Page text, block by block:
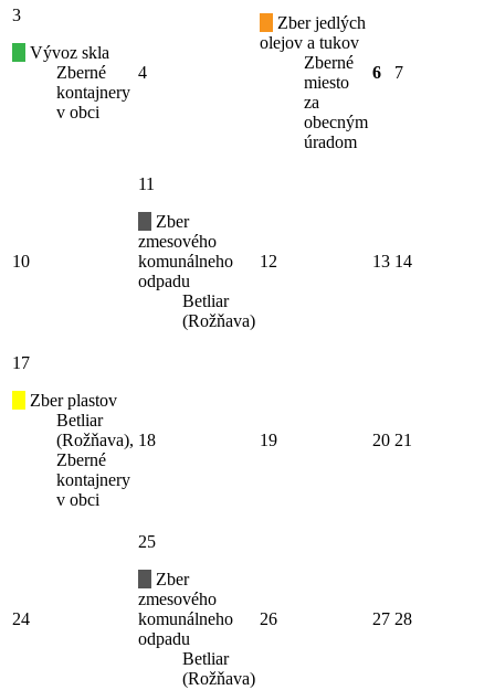
3
Vývoz skla
Zberné
kontajnery
v obci
4
Zber jedlých
olejov a tukov
Zberné
miesto
za
obecným
úradom
6 7
10
11
Zber
zmesového
komunálneho
odpadu
Betliar
(Rožňava)
12 13 14
17
Zber plastov
Betliar
(Rožňava),
Zberné
kontajnery
v obci
18 19 20 21
24
25
Zber
zmesového
komunálneho
odpadu
Betliar
(Rožňava)
26 27 28